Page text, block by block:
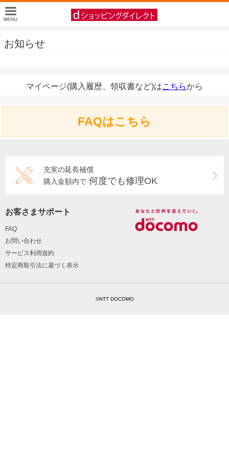
お知らせ
マイページ(購入履歴、領収書など)はこちらから
FAQはこちら
充実の延長補償
購入金額内で 何度でも修理OK
お客さまサポート
FAQ
お問い合わせ
サービス利用規約
特定商取引法に基づく表示
©NTT DOCOMO